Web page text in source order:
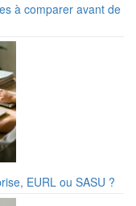
à comparer avant de
EURL ou SASU ?